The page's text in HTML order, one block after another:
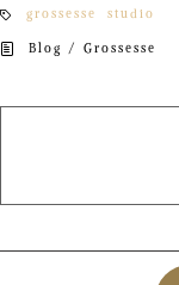
grossesse studio
Blog / Grossesse